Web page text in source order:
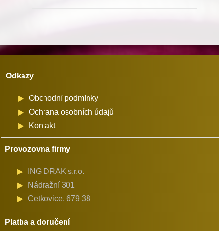
Odkazy
Obchodní podmínky
Ochrana osobních údajů
Kontakt
Provozovna firmy
ING DRAK s.r.o.
Nádražní 301
Cetkovice, 679 38
Platba a doručení